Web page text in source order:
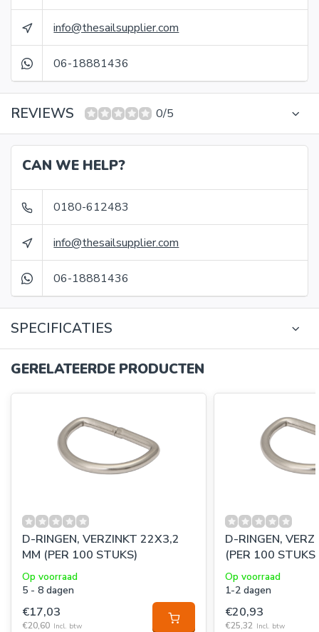
info@thesailsupplier.com
06-18881436
REVIEWS 0/5
CAN WE HELP?
0180-612483
info@thesailsupplier.com
06-18881436
SPECIFICATIES
GERELATEERDE PRODUCTEN
D-RINGEN, VERZINKT 22X3,2
MM (PER 100 STUKS)
Op voorraad
5 - 8 dagen
€17,03
€20,60 Incl. btw
D-RINGEN,
(PER 100 STUKS)
Op voorraad
1-2 dagen
€20,93
€25,32 Incl. btw